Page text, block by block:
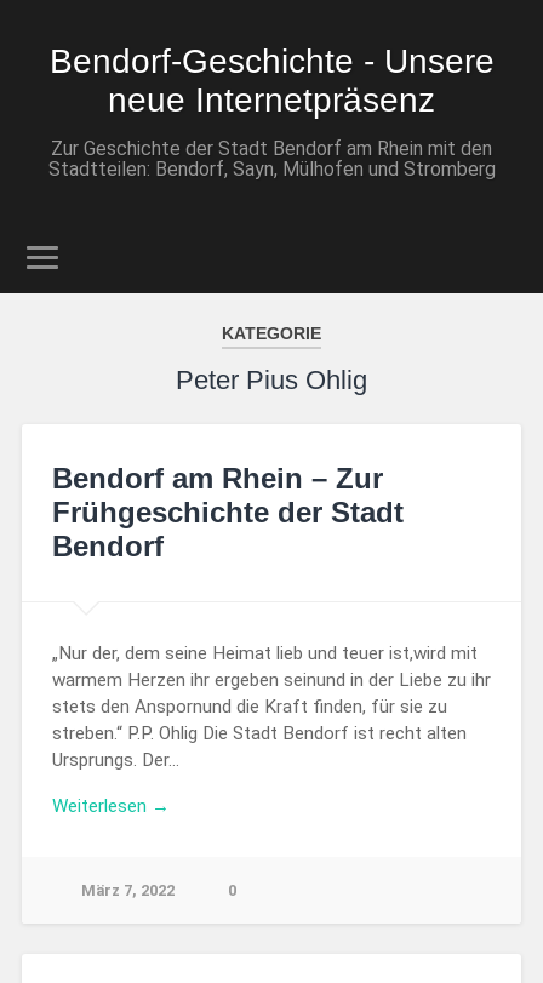
Bendorf-Geschichte - Unsere
neue Internetpräsenz
Zur Geschichte der Stadt Bendorf am Rhein mit den
Stadtteilen: Bendorf, Sayn, Mülhofen und Stromberg
KATEGORIE
Peter Pius Ohlig
Bendorf am Rhein – Zur
Frühgeschichte der Stadt
Bendorf
„Nur der, dem seine Heimat lieb und teuer ist,wird mit
warmem Herzen ihr ergeben seinund in der Liebe zu ihr
stets den Anspornund die Kraft finden, für sie zu
streben.“ P.P. Ohlig Die Stadt Bendorf ist recht alten
Ursprungs. Der…
Weiterlesen →
März 7, 2022 0